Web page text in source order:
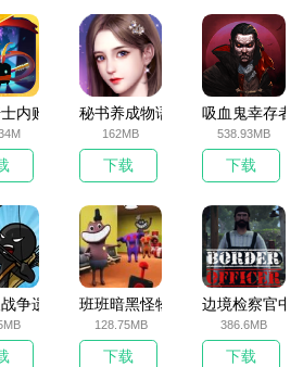
内购破解版秘书养成物语
162MB
下载
吸血鬼幸存者
538.93MB
下载
争遗产无敌版班班暗黑怪物生存挑战5
128.75MB
下载
边境检察官中
386.6MB
下载